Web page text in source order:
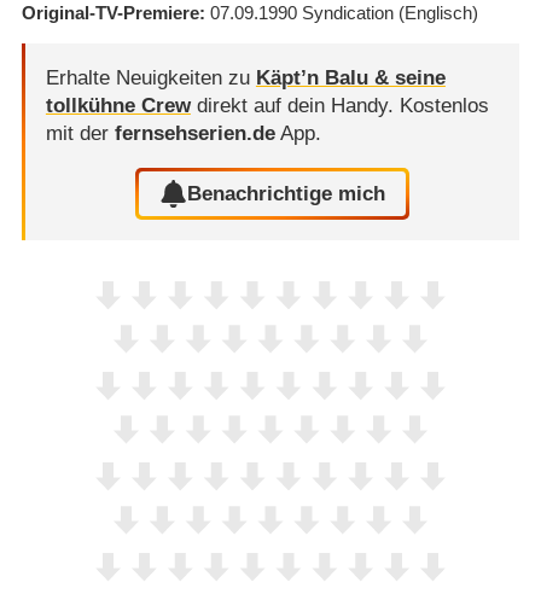
Original-TV-Premiere 07.09.1990 Syndication (Englisch)
Erhalte Neuigkeiten zu Käpt’n Balu & seine
tollkühne Crewdirekt auf dein Handy. Kostenlos
mit der fernsehserien.deApp.
Benachrichtige mich